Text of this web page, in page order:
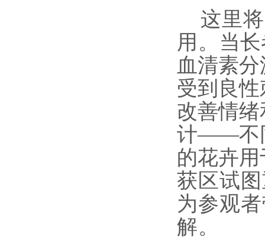
这里
用。 当
血清素
受到良
改善情
计——不
的花卉
获区试
为参观
解。